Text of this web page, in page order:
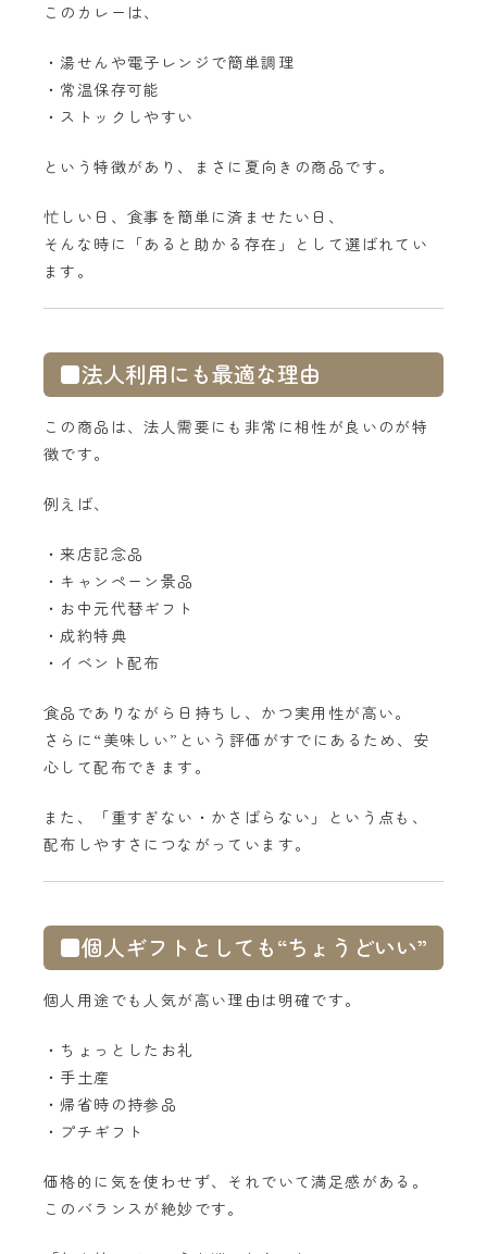
このカレーは、
・湯せんや電子レンジで簡単調理
・常温保存可能
・ストックしやすい
という特徴があり、まさに夏向きの商品です。
忙しい日、食事を簡単に済ませたい日、
そんな時に「あると助かる存在」として選ばれてい
ます。
■法人利用にも最適な理由
この商品は、法人需要にも非常に相性が良いのが特
徴です。
例えば、
・来店記念品
・キャンペーン景品
・お中元代替ギフト
・成約特典
・イベント配布
食品でありながら日持ちし、かつ実用性が高い。
さらに“美味しい”という評価がすでにあるため、安
心して配布できます。
また、「重すぎない・かさばらない」という点も、
配布しやすさにつながっています。
■個人ギフトとしても“ちょうどいい”
個人用途でも人気が高い理由は明確です。
・ちょっとしたお礼
・手土産
・帰省時の持参品
・プチギフト
価格的に気を使わせず、それでいて満足感がある。
このバランスが絶妙です。